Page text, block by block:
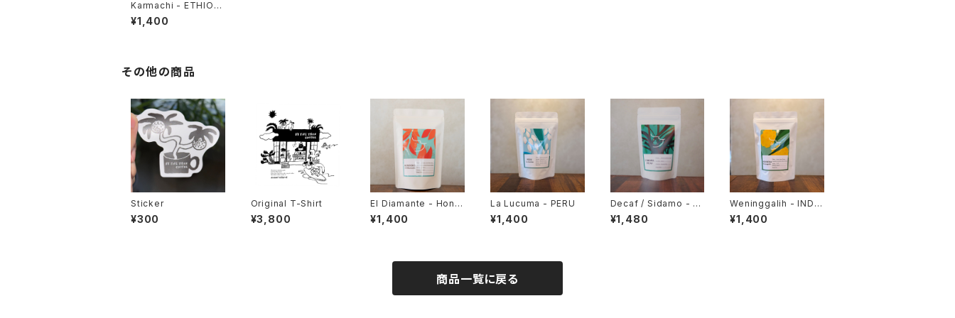
Karmachi - ETHIOPI
A
¥1,400
その他の商品
Sticker
¥300
Original T-Shirt
¥3,800
El Diamante - Hond
uras
¥1,400
La Lucuma - PERU
¥1,400
Decaf / Sidamo - E
THIOPIA
¥1,480
Weninggalih - INDO
NESIA
¥1,400
商品一覧に戻る